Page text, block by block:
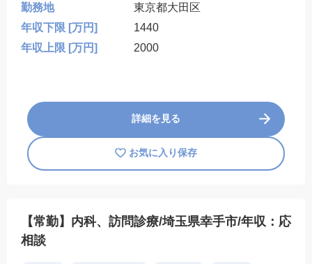
勤務地
東京都大田区
年収下限 [万円]
1440
年収上限 [万円]
2000
詳細を見る
お気に入り保存
【常勤】内科、訪問診療/埼玉県幸手市/年収：応
相談